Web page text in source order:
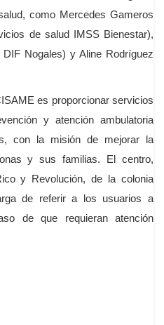
como Mercedes Gameros
de salud IMSS Bienestar),
Nogales) y Aline Rodríguez
es proporcionar servicios
y atención ambulatoria
con la misión de mejorar la
y sus familias. El centro,
y Revolución, de la colonia
de referir a los usuarios a
de que requieran atención